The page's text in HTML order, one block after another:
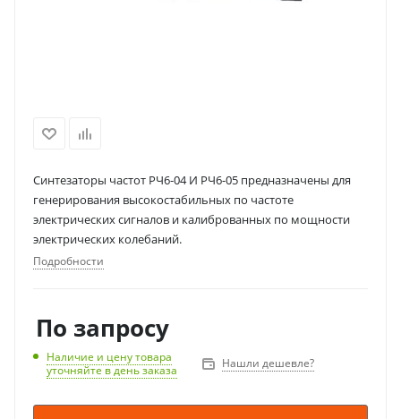
Синтезаторы частот РЧ6-04 И РЧ6-05 предназначены для
генерирования высокостабильных по частоте
электрических сигналов и калиброванных по мощности
электрических колебаний.
Подробности
По запросу
Наличие и цену товара
уточняйте в день заказа
Нашли дешевле?